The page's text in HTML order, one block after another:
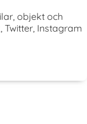
objekt och
Twitter, Instagram